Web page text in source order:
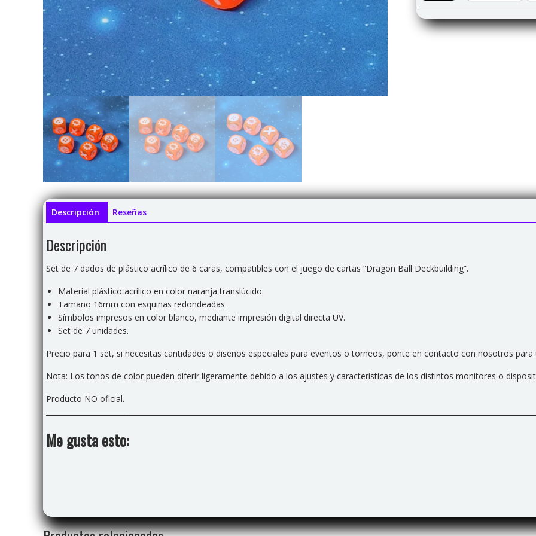
Descripción Reseñas
Descripción
Set de 7 dados de plástico acrílico de 6 caras, compatibles con el juego de cartas “Dragon Ball Deckbuilding”.
Material plástico acrílico en color naranja translúcido.
Tamaño 16mm con esquinas redondeadas.
Símbolos impresos en color blanco, mediante impresión digital directa UV.
Set de 7 unidades.
Precio para 1 set, si necesitas cantidades o diseños especiales para eventos o torneos, ponte en contacto con nosotros
Nota: Los tonos de color pueden diferir ligeramente debido a los ajustes y características de los distintos monitores o
Producto NO oficial.
Me gusta esto: